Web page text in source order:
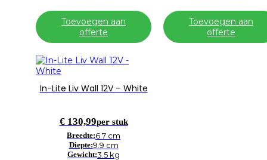
Toevoegen aan
offerte
Toevoegen aan
offerte
In-Lite Liv Wall 12V – White
€130,99per stuk
Breedte:6.7 cm
Diepte:9.9 cm
Gewicht:3.5 kg